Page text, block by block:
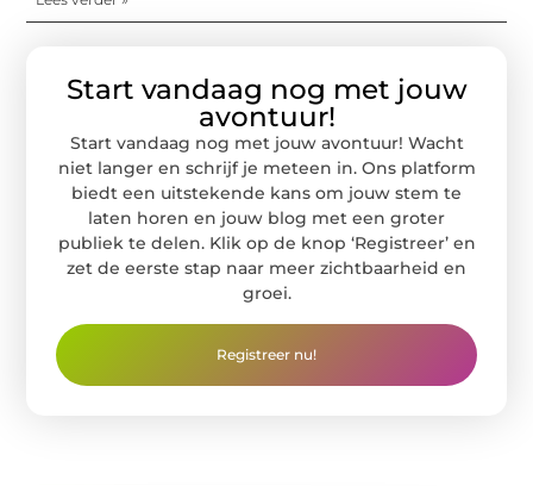
Start vandaag nog met jouw
avontuur!
Start vandaag nog met jouw avontuur! Wacht
niet langer en schrijf je meteen in. Ons platform
biedt een uitstekende kans om jouw stem te
laten horen en jouw blog met een groter
publiek te delen. Klik op de knop ‘Registreer’ en
zet de eerste stap naar meer zichtbaarheid en
groei.
Registreer nu!